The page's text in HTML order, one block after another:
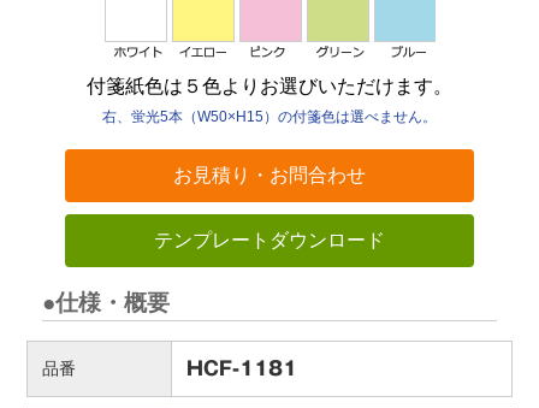
付箋紙色は５色よりお選びいただけます。
右、蛍光5本（W50×H15）の付箋色は選べません。
お見積り・お問合わせ
テンプレートダウンロード
●仕様・概要
品番 HCF-1181